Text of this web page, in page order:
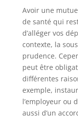
Avoir une
de santé qui
d’alléger vos
contexte, la
prudence.
peut être
différentes
exemple,
l’employeur ou
aussi d’un